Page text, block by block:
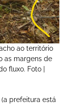
ao território
as margens de
fluxo. Foto |
prefeitura está